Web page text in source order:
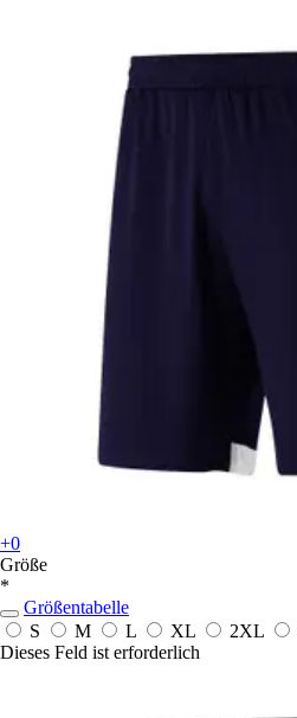
+0
Größe
*
Größentabelle
S
M L XL 2XL
Dieses Feld ist erforderlich